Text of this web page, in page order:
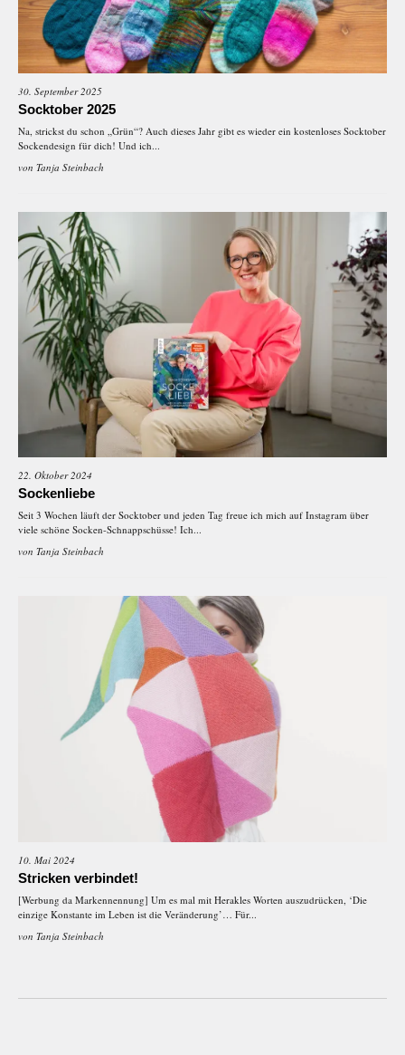
30. September 2025
Socktober 2025
Na, strickst du schon „Grün“? Auch dieses Jahr gibt es wieder ein kostenloses Socktober
Sockendesign für dich! Und ich...
von Tanja Steinbach
22. Oktober 2024
Sockenliebe
Seit 3 Wochen läuft der Socktober und jeden Tag freue ich mich auf Instagram über
viele schöne Socken-Schnappschüsse! Ich...
von Tanja Steinbach
10. Mai 2024
Stricken verbindet!
[Werbung da Markennennung] Um es mal mit Herakles Worten auszudrücken, ‘Die
einzige Konstante im Leben ist die Veränderung’… Für...
von Tanja Steinbach